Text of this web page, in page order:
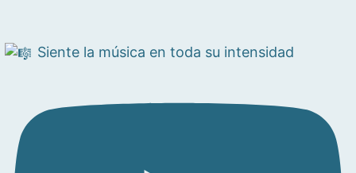
Siente la música en toda su intensidad